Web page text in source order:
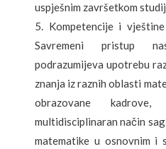
uspješnim završetkom
Kompetencije i
Savremeni pristup
podrazumijeva upotrebu
znanja iz raznih oblasti
obrazovane
multidisciplinaran način
matematike u osnovnim i